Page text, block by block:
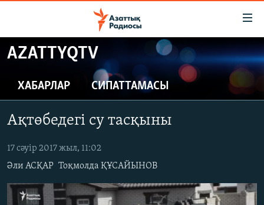
Skip
to
content
to
Navigation
Skip
Search
ЖАҢАЛЫҚТАР
САЯСАТ
ҚАҢТАР ОҚИҒАСЫ
АДАМ ҚҰҚЫҚТАРЫ
ӘЛЕУМЕТ
ӘЛЕМ
AZATTYQTV
ХАБАРЛАР СИПАТТАМАСЫ
Ақтөбедегі су тасқыны
17 сәуір 2017 жыл, 11:02
Әли АСҚАР Тоқмолда ҚҰСАЙЫНОВ